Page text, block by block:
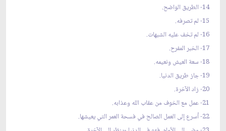
14- الطريق الواضح.
15- لم تصرفه.
16- لم تخف عليه الشبهات.
17- الخبر المفرح.
18- سعة العيش ونعيمه.
19- جاز طريق الدنيا.
20- زاد الآخرة.
21- عمل مع الخوف من عقاب الله وعذابه.
22- أسرع إلى العمل الصالح في فسحة العمر التي يعيشها.